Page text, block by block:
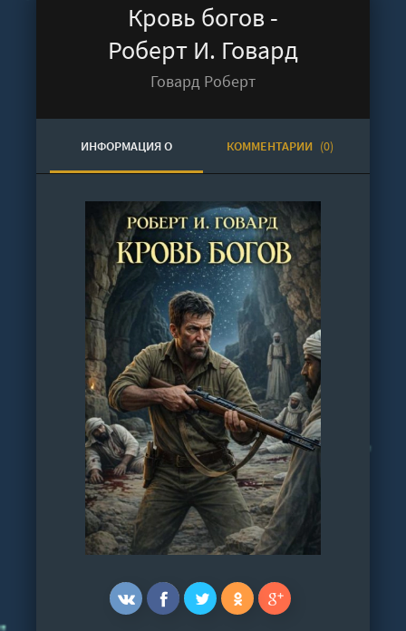
Кровь богов -
Роберт И. Говард
Говард Роберт
ИНФОРМАЦИЯ О
АУДИОКНИГЕ
КОММЕНТАРИИ (0)